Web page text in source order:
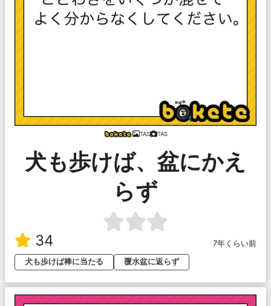
TAS TAS
犬も歩けば、盆にかえ
らず
34
7年くらい前
犬も歩けば棒に当たる
覆水盆に返らず